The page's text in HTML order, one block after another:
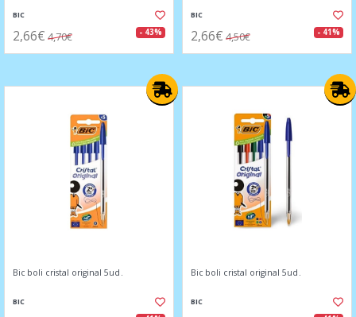
BIC
2,66€ 4,70€ - 43%
BIC
2,66€ 4,50€ - 41%
Bic boli cristal original 5ud.
BIC
Bic boli cristal original 5ud.
BIC